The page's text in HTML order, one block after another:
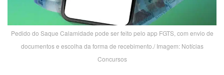
Pedido do Saque Calamidade pode ser feito pelo app FGTS, com envio de
documentos e escolha da forma de recebimento./ Imagem: Notícias
Concursos